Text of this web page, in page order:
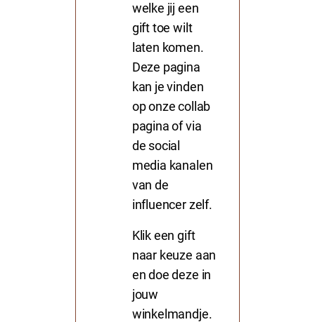
welke jij een
gift toe wilt
laten komen.
Deze pagina
kan je vinden
op onze collab
pagina of via
de social
media kanalen
van de
influencer zelf.
Klik een gift
naar keuze aan
en doe deze in
jouw
winkelmandje.